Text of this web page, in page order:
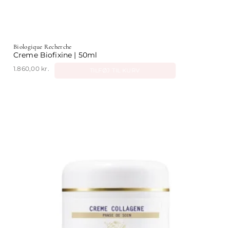
Biologique Recherche
Creme Biofixine | 50ml
1.860,00 kr.